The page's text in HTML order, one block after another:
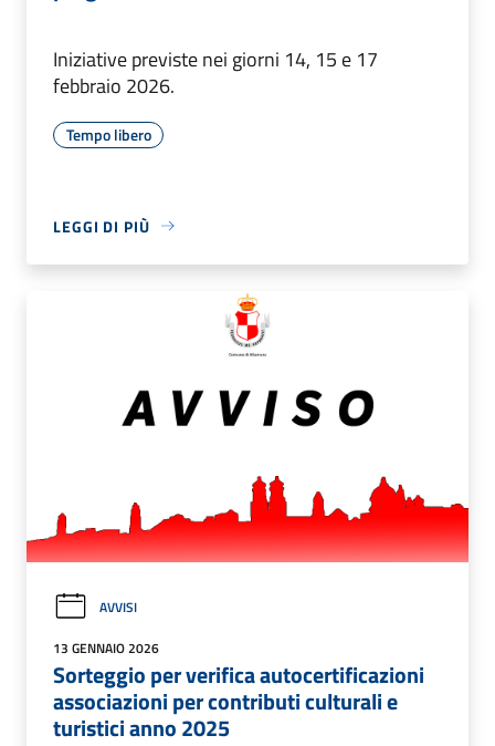
Iniziative previste nei giorni 14, 15 e 17
febbraio 2026.
Tempo libero
LEGGI DI PIÙ
AVVISI
13 GENNAIO 2026
Sorteggio per verifica autocertificazioni
associazioni per contributi culturali e
turistici anno 2025